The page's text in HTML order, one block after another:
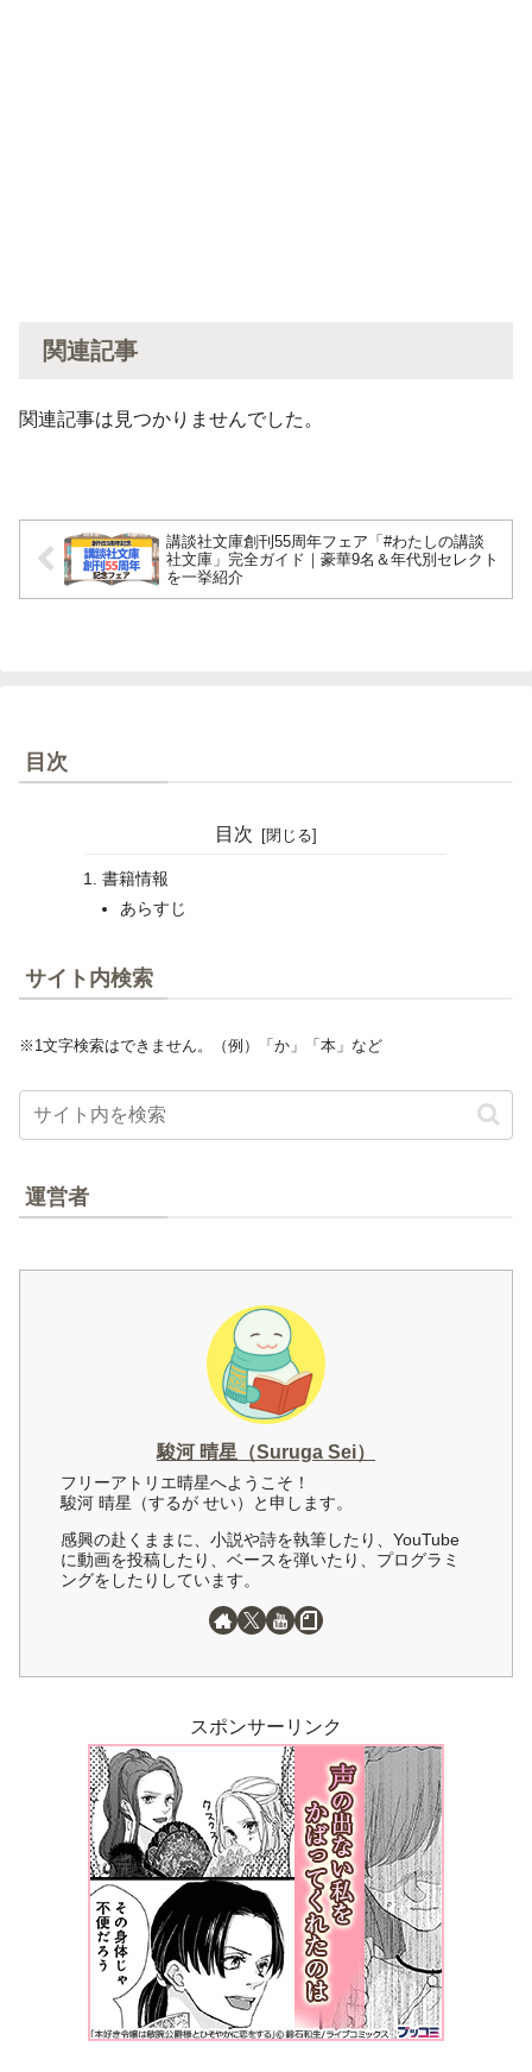
関連記事
関連記事は見つかりませんでした。
講談社文庫創刊55周年フェア「#わたしの講談
社文庫」完全ガイド｜豪華9名＆年代別セレクト
を一挙紹介
目次
目次
書籍情報
あらすじ
サイト内検索
※1文字検索はできません。（例）「か」「本」など
運営者
駿河 晴星（Suruga Sei）
フリーアトリエ晴星へようこそ！
駿河 晴星（するが せい）と申します。
感興の赴くままに、小説や詩を執筆したり、YouTube
に動画を投稿したり、ベースを弾いたり、プログラミ
ングをしたりしています。
スポンサーリンク